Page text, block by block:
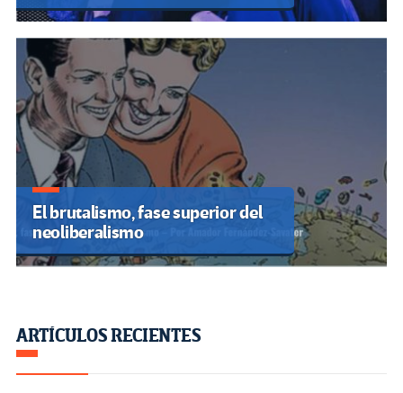
El brutalismo, fase superior del
neoliberalismo
ARTÍCULOS RECIENTES